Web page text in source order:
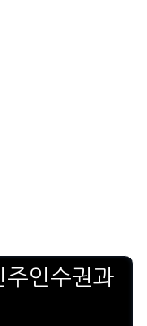
주인수권과